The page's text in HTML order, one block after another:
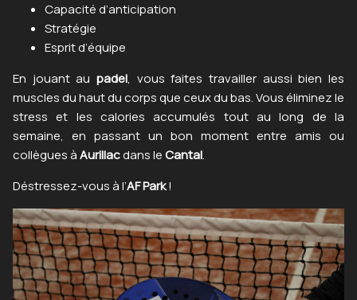
Capacité d’anticipation
Stratégie
Esprit d’équipe
En jouant au padel, vous faites travailler aussi bien les
muscles du haut du corps que ceux du bas. Vous éliminez le
stress et les calories accumulés tout au long de la
semaine, en passant un bon moment entre amis ou
collègues àAurillacdans leCantal.
Déstressez-vous à l’AF Park!